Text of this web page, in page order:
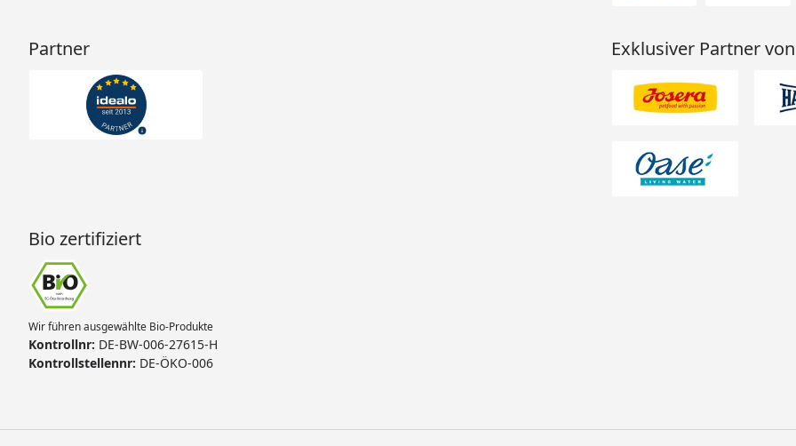
Partner Exklusiver Partner von
Bio zertifiziert
Wir führen ausgewählte Bio-Produkte
Kontrollnr: DE-BW-006-27615-H
Kontrollstellennr: DE-ÖKO-006